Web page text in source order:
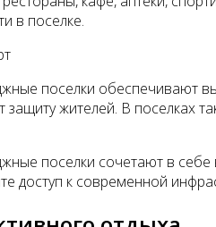
в поселке.
поселки обеспечивают
жителей. В поселках
поселки сочетают в
доступ к современной